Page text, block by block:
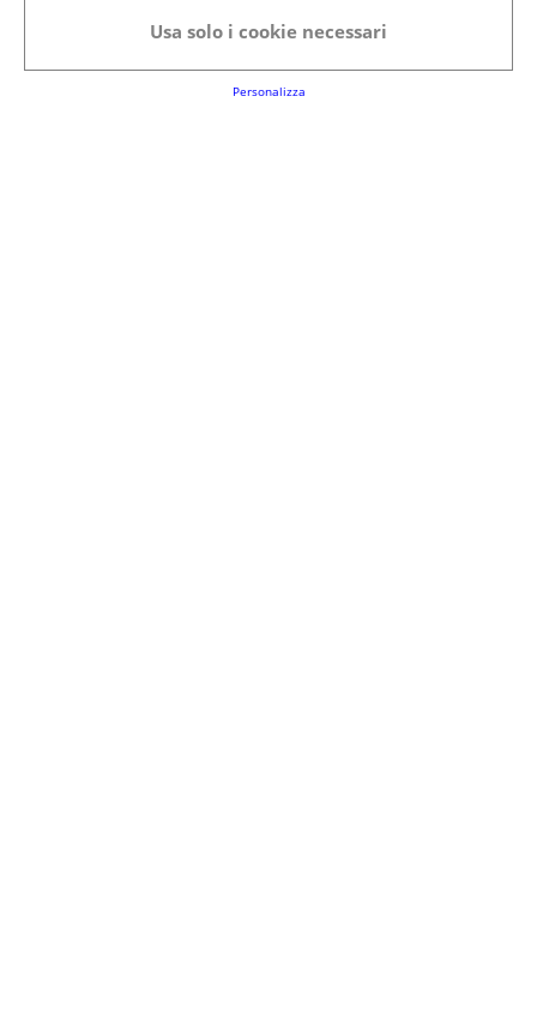
Alimenti e bevande
Senior
Usa solo i cookie necessari
Personalizza